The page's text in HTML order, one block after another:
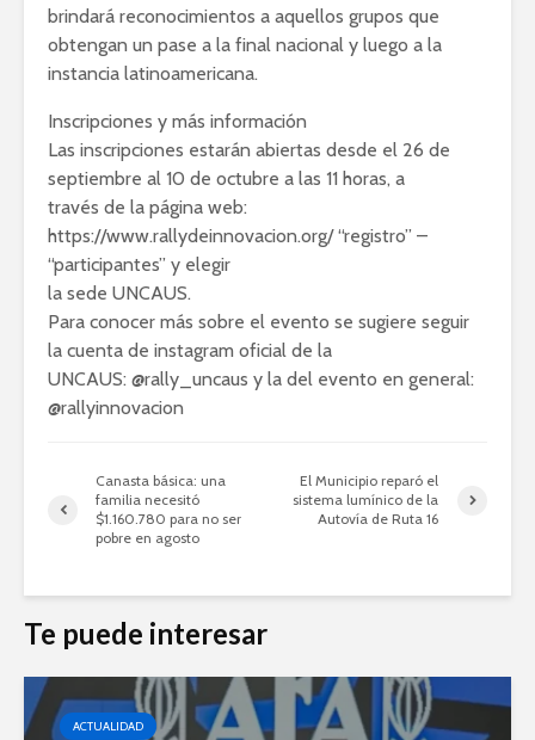
brindará reconocimientos a aquellos grupos que
obtengan un pase a la final nacional y luego a la
instancia latinoamericana.
Inscripciones y más información
Las inscripciones estarán abiertas desde el 26 de
septiembre al 10 de octubre a las 11 horas, a
través de la página web:
https://www.rallydeinnovacion.org/ “registro” –
“participantes” y elegir
la sede UNCAUS.
Para conocer más sobre el evento se sugiere seguir
la cuenta de instagram oficial de la
UNCAUS: @rally_uncaus y la del evento en general:
@rallyinnovacion
Canasta básica: una
familia necesitó
$1.160.780 para no ser
pobre en agosto
El Municipio reparó el
sistema lumínico de la
Autovía de Ruta 16
Te puede interesar
ACTUALIDAD